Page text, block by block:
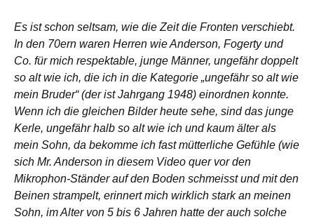
Es ist schon seltsam, wie die Zeit die Fronten verschiebt.
In den 70ern waren Herren wie Anderson, Fogerty und
Co. für mich respektable, junge Männer, ungefähr doppelt
so alt wie ich, die ich in die Kategorie „ungefähr so alt wie
mein Bruder“ (der ist Jahrgang 1948) einordnen konnte.
Wenn ich die gleichen Bilder heute sehe, sind das junge
Kerle, ungefähr halb so alt wie ich und kaum älter als
mein Sohn, da bekomme ich fast mütterliche Gefühle (wie
sich Mr. Anderson in diesem Video quer vor den
Mikrophon-Ständer auf den Boden schmeisst und mit den
Beinen strampelt, erinnert mich wirklich stark an meinen
Sohn, im Alter von 5 bis 6 Jahren hatte der auch solche